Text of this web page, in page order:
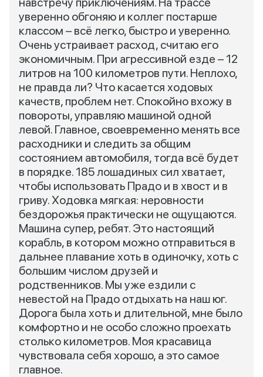
уверенно обгоняю и коллег постарше
классом – всё легко, быстро и уверенно.
Очень устраивает расход, считаю его
экономичным. При агрессивной езде – 12
литров на 100 километров пути. Неплохо,
не правда ли? Что касается ходовых
качеств, проблем нет. Спокойно вхожу в
повороты, управляю машиной одной
левой. Главное, своевременно менять все
расходники и следить за общим
состоянием автомобиля, тогда всё будет
в порядке. 185 лошадиных сил хватает,
чтобы использовать Прадо и в хвост и в
гриву. Ходовка мягкая: неровности
бездорожья практически не ощущаются.
Машина супер, ребят. Это настоящий
корабль, в котором можно отправиться в
дальнее плавание хоть в одиночку, хоть с
большим числом друзей и
родственников. Мы уже ездили с
невестой на Прадо отдыхать на наш юг.
Дорога была хоть и длительной, мне было
комфортно и не особо сложно проехать
столько километров. Моя красавица
чувствовала себя хорошо, а это самое
главное.